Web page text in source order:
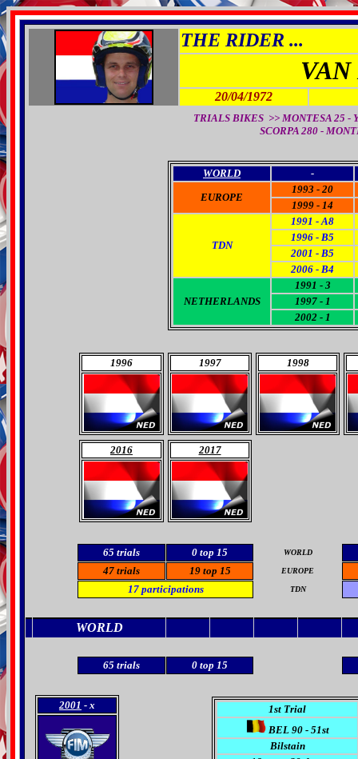
THE RIDER ...
20/04/1972
TRIALS BIKES >> MONTESA 25 -
SCORPA 280 -
WORLD
-
EUROPE
1993 - 20
1999 - 14
TDN
1991 - A8
1996 - B5
2001 - B5
2006 - B4
NETHERLANDS
1991 - 3
1997 - 1
2002 - 1
1996 1997 1998
2016 2017
65 trials 0 top 15 WORLD
47 trials 19top 15 EUROPE
17 participations TDN
WORLD
65 trials 0 top 15
2001 - x
1st Trial
BEL 90 - 51st
Bilstain